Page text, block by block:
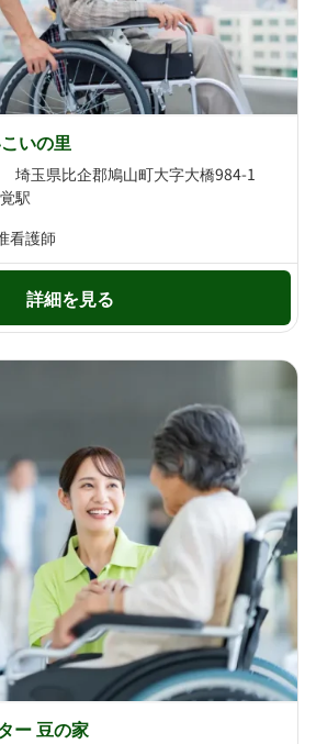
いの里
埼玉県比企郡鳩山町大字大橋984-1
駅
看護師
詳細を見る
ー 豆の家